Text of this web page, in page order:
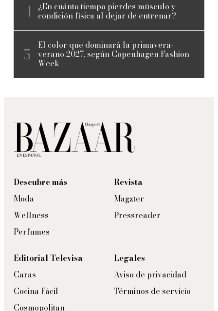
¿En cuánto tiempo pierdes músculo y
condición física al dejar de entrenar?
El color que dominará la primavera-
verano 2027, según Copenhagen Fashion
Week
Descubre más
Moda
Wellness
Perfumes
Revista
Magzter
Pressreader
Editorial Televisa
Caras
Cocina Fácil
Cosmopolitan
Legales
Aviso de privacidad
Términos de servicio